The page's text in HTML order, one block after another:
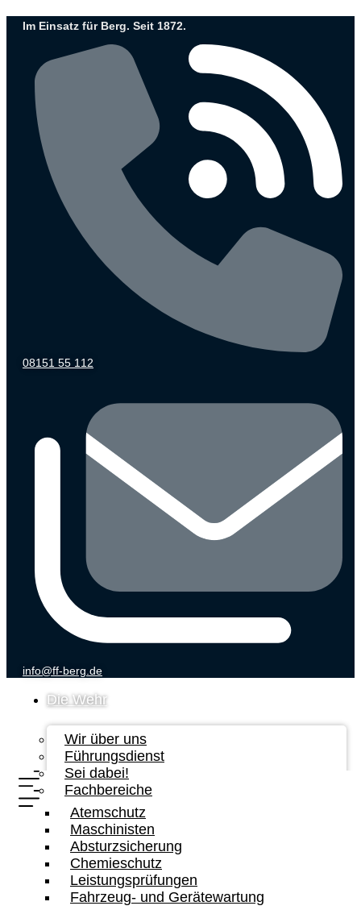
InhaltIm Einsatz für Berg. Seit 1872.
08151 55 112
info@ff-berg.de
Die Wehr
Wir über uns
Führungsdienst
Sei dabei!
Fachbereiche
Atemschutz
Maschinisten
Absturzsicherung
Chemieschutz
Leistungsprüfungen
Fahrzeug- und Gerätewartung